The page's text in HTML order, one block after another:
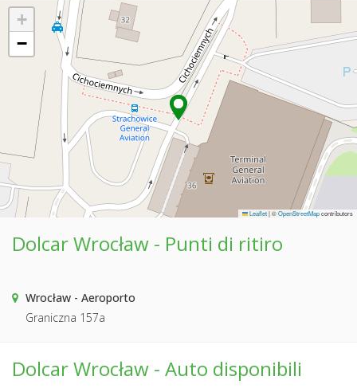
+
−
Leaflet|©OpenStreetMapcontributors
Dolcar Wrocław - Punti di ritiro
Wrocław - Aeroporto
Graniczna 157a
Dolcar Wrocław - Auto disponibili